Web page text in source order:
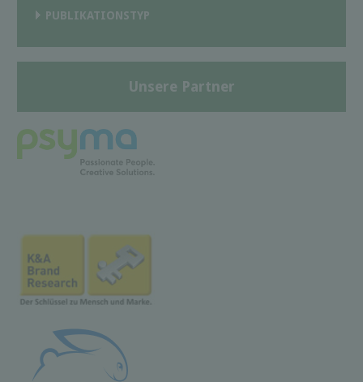
PUBLIKATIONSTYP
Unsere Partner